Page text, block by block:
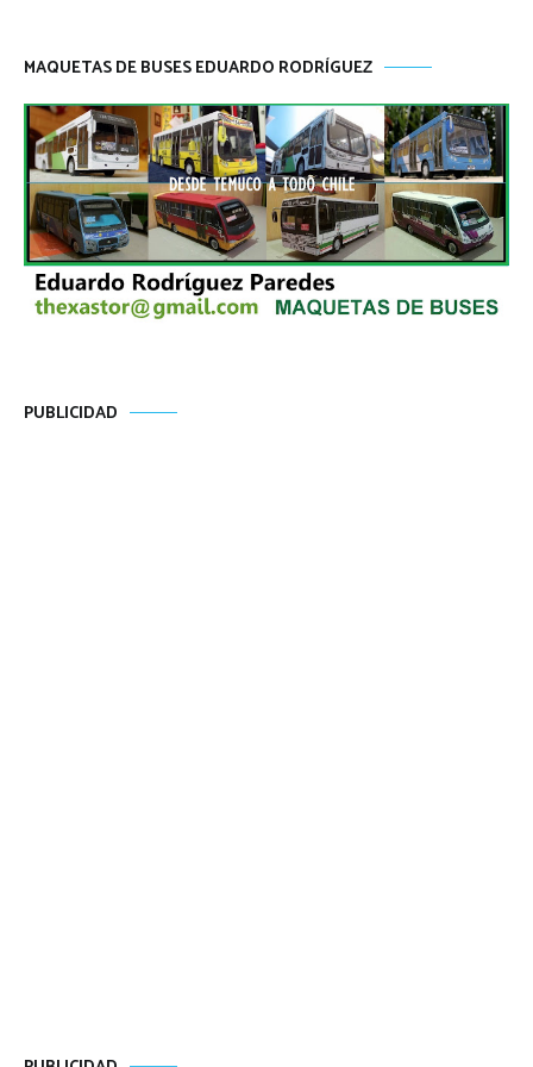
MAQUETAS DE BUSES EDUARDO RODRÍGUEZ
PUBLICIDAD